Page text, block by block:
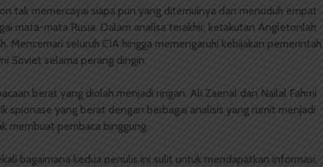
tak memercayai siapa pun yang ditemuinya dan menuduh empat
mata-mata Rusia. Dalam analisa terakhir, ketakutan Angletonlah
Mencemari seluruh CIA hingga memengaruhi kebijakan pemerintah
Soviet selama perang dingin.
berat yang diolah menjadi ringan. Ali Zaenal dan Nailal Fahmi
spionase yang berat dengan berbagai analisis yang rumit menjadi
membuat pembaca binggung.
bagaimana kedua penulis ini sulit untuk mendapatkan informasi.